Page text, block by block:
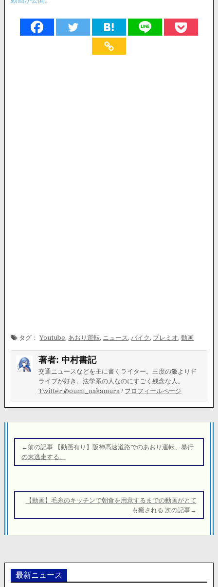
タグ：Youtube, あおり運転, ニュース , バイク , プレミオ,動画
著者: 中村書記
交通ニュースなどを主に書くライター。三度の飯よりド
ライブが好き。法学系の人なのにすごく残念な人。
Twitter:@oumi_nakamura / プロフィールページ
稿
ナ
ー
←前の記事 【動画有り】阪神高速道路でのあおり運転、暴行
の末逃走する。
【動画】毛糸のキッチンで朝食を用意するまでの動画がとて
も癒される 次の記事→
最新ニュース